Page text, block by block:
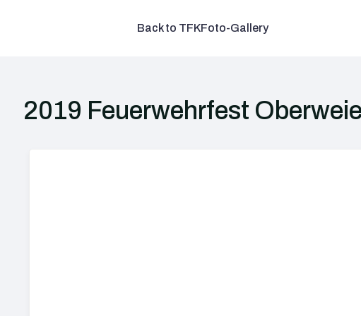
Back to TFKFoto-Gallery
2019 Feuerwehrfest